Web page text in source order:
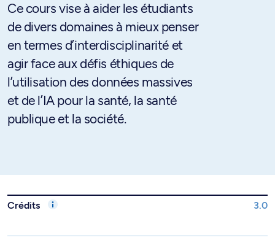
Ce cours vise à aider les étudiants
de divers domaines à mieux penser
en termes d’interdisciplinarité et
agir face aux défis éthiques de
l’utilisation des données massives
et de l’IA pour la santé, la santé
publique et la société.
Crédits 3.0